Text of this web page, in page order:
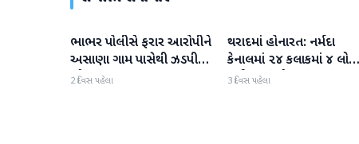
વાવ-થરાદ
ભાભર પોલીસે ફરાર આરોપીને
અસાણા ગામ પાસેથી ઝડપી
પાડ્યો
2 દિવસ પહેલા
વાવ-થરાદ
થરાદમાં હોનારત: નર્મદા
કેનાલમાં ૨૪ કલાકમાં ૪ લોકો
ડૂબી જતાં મોત, પંથકમાં
3 દિવસ પહેલા